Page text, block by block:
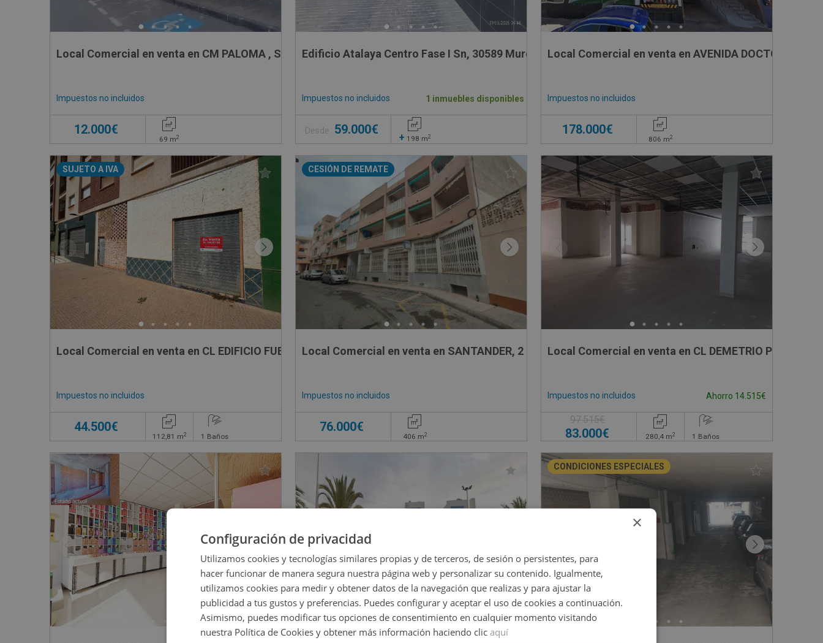
Local Comercial en venta en CM PALOMA , S/N
Impuestos no incluidos
12.000€
69 m2
Edificio Atalaya Centro Fase I Sn, 30589 Murcia - Murcia
Impuestos no incluidos 1 inmuebles disponibles
Desde 59.000€
+ 198 m2
Local Comercial en venta en AVENIDA DOCTOR
Impuestos no incluidos
178.000€
806 m2
SUJETO A IVA
Local Comercial en venta en CL EDIFICIO FUENTE DEL SOL ,LOCAL Nº2, PLANTA BAJA, 35
Impuestos no incluidos
44.500€
112,81 m2 1 Baños
CESIÓN DE REMATE
Local Comercial en venta en SANTANDER, 2
Impuestos no incluidos
76.000€
406 m2
Local Comercial en venta en CL DEMETRIO POVEDA, -
Impuestos no incluidos Ahorro 14.515€
97.515€
83.000€ 280,4 m2 1 Baños
CONDICIONES ESPECIALES
×
Configuración de privacidad
Utilizamos cookies y tecnologías similares propias y de terceros, de sesión o persistentes, para
hacer funcionar de manera segura nuestra página web y personalizar su contenido. Igualmente,
utilizamos cookies para medir y obtener datos de la navegación que realizas y para ajustar la
publicidad a tus gustos y preferencias. Puedes configurar y aceptar el uso de cookies a continuación.
Asimismo, puedes modificar tus opciones de consentimiento en cualquier momento visitando
nuestra Política de Cookies y obtener más información haciendo clic aquí